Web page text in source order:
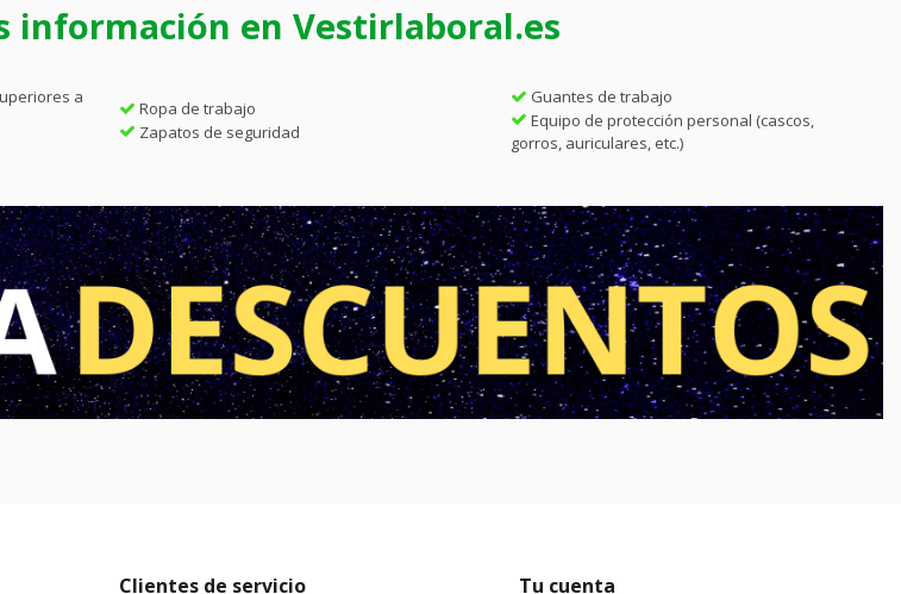
información en Vestirlaboral.es
a
Ropa de trabajo
Zapatos de seguridad
Guantes de trabajo
Equipo de protección personal (cascos,
gorros, auriculares, etc.)
Clientes de servicio Tu cuenta